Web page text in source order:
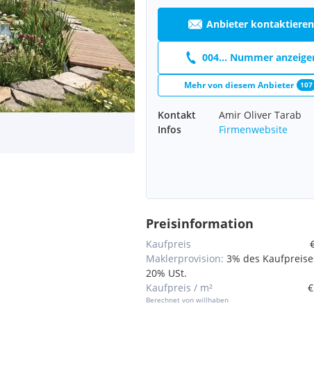
Anbieter kontaktieren
004... Nummer
Mehr von diesem Anbieter 107
Kontakt
Amir Oliver Tarab
Infos
Firmenwebsite
Preisinformation
Kaufpreis
Maklerprovision: 3% des
20% USt.
Kaufpreis / m²
Berechnet von willhaben